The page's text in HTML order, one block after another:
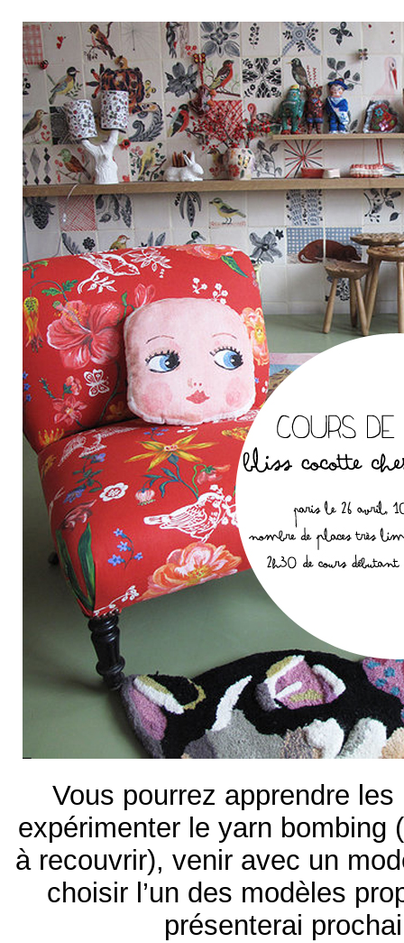
Vous pourrez apprendre
expérimenter le yarn bombing
à recouvrir), venir avec un
choisir l’un des modèles
présenterai